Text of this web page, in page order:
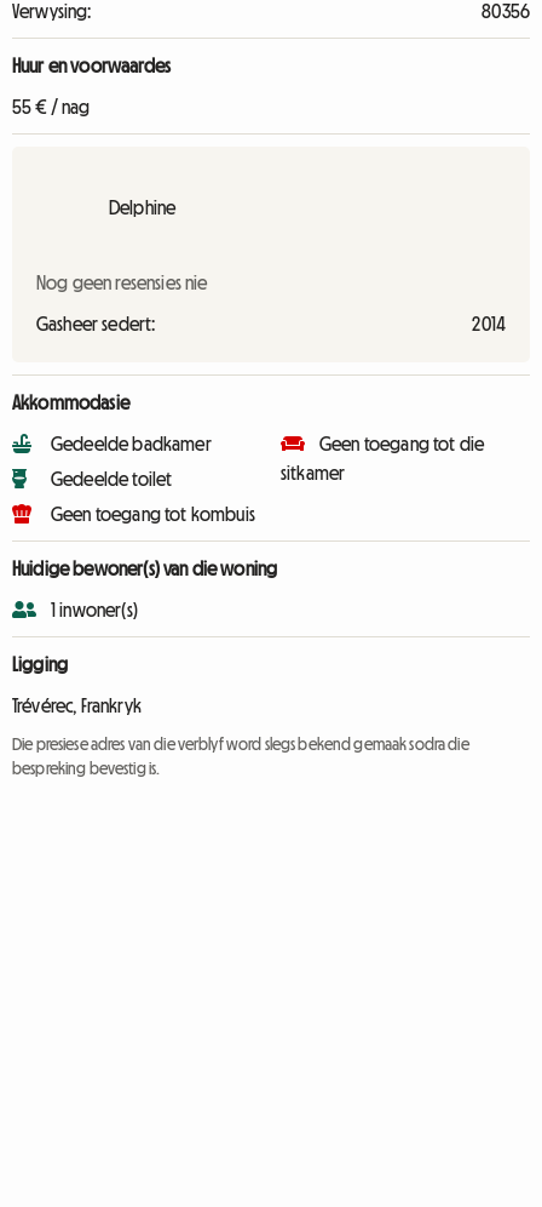
Verwysing:
80356
Huur en voorwaardes
55 € / nag
Delphine
Nog geen resensies nie
Gasheer sedert: 2014
Akkommodasie
Gedeelde badkamer
Gedeelde toilet
Geen toegang tot kombuis
Geen toegang tot die
sitkamer
Huidige bewoner(s) van die woning
1 inwoner(s)
Ligging
Trévérec, Frankryk
Die presiese adres van die verblyf word slegs bekend gemaak sodra die
bespreking bevestig is.